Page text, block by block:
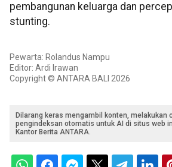
pembangunan keluarga dan
stunting.
Pewarta: Rolandus Nampu
Editor: Ardi Irawan
Copyright © ANTARA BALI 2026
Dilarang keras mengambil konten, melakukan
pengindeksan otomatis untuk AI di situs web
Kantor Berita ANTARA.